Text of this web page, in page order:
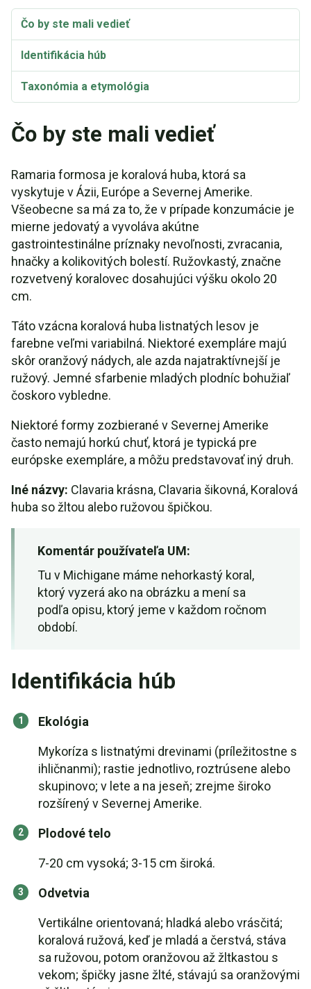
Čo by ste mali vedieť
Identifikácia húb
Taxonómia a etymológia
Čo by ste mali vedieť
Ramaria formosa je koralová huba, ktorá sa
vyskytuje v Ázii, Európe a Severnej Amerike.
Všeobecne sa má za to, že v prípade konzumácie je
mierne jedovatý a vyvoláva akútne
gastrointestinálne príznaky nevoľnosti, zvracania,
hnačky a kolikovitých bolestí. Ružovkastý, značne
rozvetvený koralovec dosahujúci výšku okolo 20
cm.
Táto vzácna koralová huba listnatých lesov je
farebne veľmi variabilná. Niektoré exempláre majú
skôr oranžový nádych, ale azda najatraktívnejší je
ružový. Jemné sfarbenie mladých plodníc bohužiaľ
čoskoro vybledne.
Niektoré formy zozbierané v Severnej Amerike
často nemajú horkú chuť, ktorá je typická pre
európske exempláre, a môžu predstavovať iný druh.
Iné názvy: Clavaria krásna, Clavaria šikovná, Koralová
huba so žltou alebo ružovou špičkou.
Komentár používateľa UM:
Tu v Michigane máme nehorkastý koral,
ktorý vyzerá ako na obrázku a mení sa
podľa opisu, ktorý jeme v každom ročnom
období.
Identifikácia húb
Ekológia
Mykoríza s listnatými drevinami (príležitostne s
ihličnanmi); rastie jednotlivo, roztrúsene alebo
skupinovo; v lete a na jeseň; zrejme široko
rozšírený v Severnej Amerike.
Plodové telo
7-20 cm vysoká; 3-15 cm široká.
Odvetvia
Vertikálne orientovaná; hladká alebo vrásčitá;
koralová ružová, keď je mladá a čerstvá, stáva
sa ružovou, potom oranžovou až žltkastou s
vekom; špičky jasne žlté, stávajú sa oranžovými